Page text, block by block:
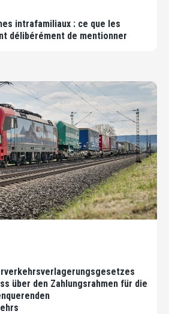
intrafamiliaux : ce que les
délibérément de mentionner
über den Zahlungsrahmen für die